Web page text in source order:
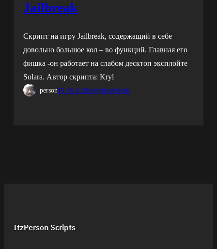
Jailbreak
Скрипт на игру Jailbreak, содержащий в себе
довольно большое кол – во функций. Главная его
фишка -он работает на слабом десктоп эксплойте
Solara. Автор скрипта: Kryl
person19.06.2024scriptsJailbreak
ItzPerson Scripts